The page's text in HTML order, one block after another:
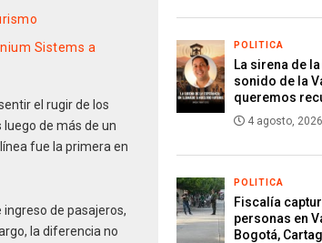
Sistems a
el rugir de los
de más de un
fue la primera en
de pasajeros,
la diferencia no
POLITICA
La sirena de
sonido de la
queremos
4 agosto, 2026
POLITICA
Fiscalía
personas en
Bogotá,